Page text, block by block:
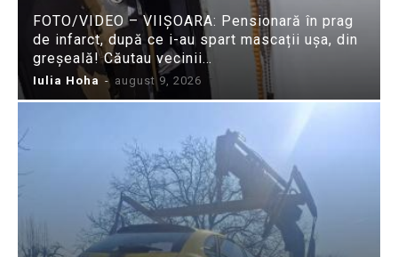
FOTO/VIDEO – VIIȘOARA: Pensionară în prag
de infarct, după ce i-au spart mascații ușa, din
greșeală! Căutau vecinii…
Iulia Hoha - august 9, 2026